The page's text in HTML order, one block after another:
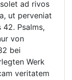
ad rivos
ut perveniat
Psalms,
von
bei
Werk
veritatem